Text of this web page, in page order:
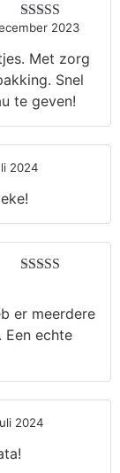
Gewaardeerd
2023
Met zorg
Snel
te geven!
2024
er meerdere
Een echte
2024